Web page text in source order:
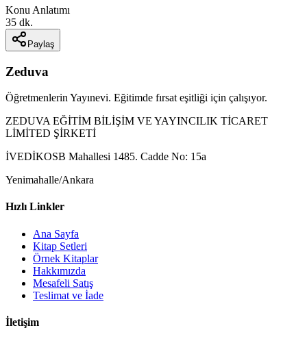
Konu Anlatımı
35 dk.
Paylaş
Zeduva
Öğretmenlerin Yayınevi. Eğitimde fırsat eşitliği için çalışıyor.
ZEDUVA EĞİTİM BİLİŞİM VE YAYINCILIK TİCARET
LİMİTED ŞİRKETİ
İVEDİKOSB Mahallesi 1485. Cadde No: 15a
Yenimahalle/Ankara
Hızlı Linkler
Ana Sayfa
Kitap Setleri
Örnek Kitaplar
Hakkımızda
Mesafeli Satış
Teslimat ve İade
İletişim